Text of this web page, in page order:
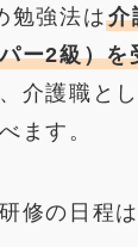
勉強法は介
ー2級）を
介護職と
ます。
修の日程